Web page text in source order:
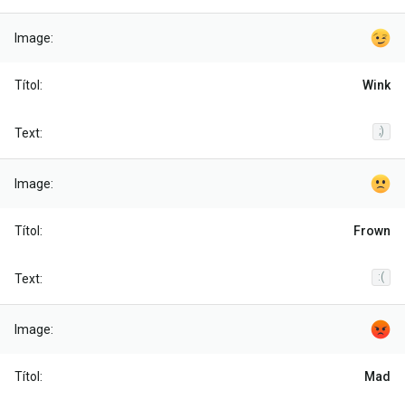
Wink
;)
Frown
:(
Mad